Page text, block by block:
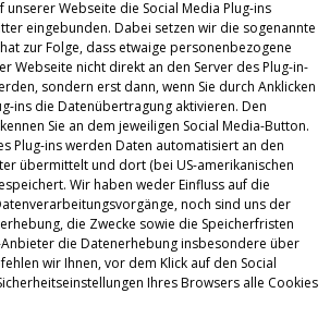
unserer Webseite die Social Media Plug-ins
eingebunden. Dabei setzen wir die sogenannte
zur Folge, dass etwaige personenbezogene
Webseite nicht direkt an den Server des Plug-in-
sondern erst dann, wenn Sie durch Anklicken
ins die Datenübertragung aktivieren. Den
Sie an dem jeweiligen Social Media-Button.
Plug-ins werden Daten automatisiert an den
übermittelt und dort (bei US-amerikanischen
Wir haben weder Einfluss auf die
noch sind uns der
die Zwecke sowie die Speicherfristen
die Datenerhebung insbesondere über
wir Ihnen, vor dem Klick auf den Social
Ihres Browsers alle Cookies